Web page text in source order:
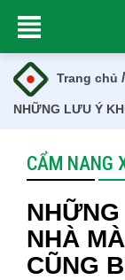
Trang chủ /
NHỮNG LƯU Ý
CẨM NANG
NHÀ
CŨNG